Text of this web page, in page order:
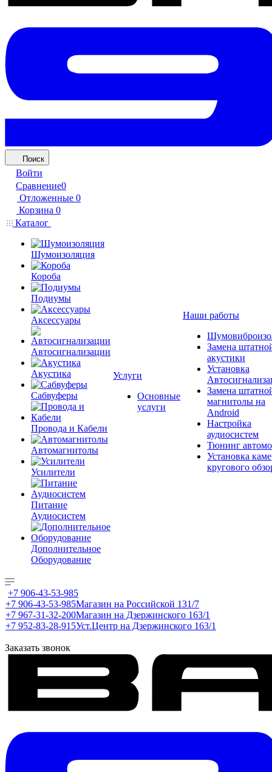
Поиск
Войти
Сравнение0
Отложенные 0
Корзина 0
Каталог
Шумоизоляция
Короба
Подиумы
Аксессуары
Автосигнализации
Акустика
Сабвуферы
Провода и Кабели
Автомагнитолы
Усилители
Питание
Аудиосистем
Дополнительное
Оборудование
Услуги
Основные
услуги
Наши работы
Замена
акустики
Установка
Замена
магнитолы на
Android
Настройка
аудиосистем
Тюнинг
Установка
кругового
+7 906-43-53-985
+7 906-43-53-985Магазин на Российской 131/7
+7 967-31-32-200Магазин на Дзержинского 163/1
+7 952-83-28-915Уст.Центр на Дзержинского 163/1
Заказать звонок